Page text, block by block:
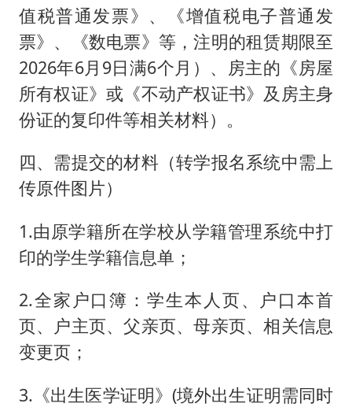
值税普通发票》、《增值税电子普通发
票》、《数电票》等，注明的租赁期限至
2026年6月9日满6个月）、房主的《房屋
所有权证》或《不动产权证书》及房主身
份证的复印件等相关材料）。
四、需提交的材料（转学报名系统中需上
传原件图片）
1.由原学籍所在学校从学籍管理系统中打
印的学生学籍信息单；
2.全家户口簿：学生本人页、户口本首
页、户主页、父亲页、母亲页、相关信息
变更页；
3.《出生医学证明》(境外出生证明需同时